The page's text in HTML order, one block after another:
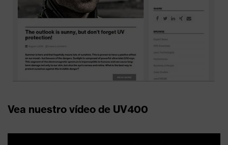
Vea nuestro vídeo de UV400